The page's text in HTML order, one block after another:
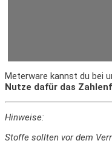
Meterware kannst du bei
Nutze dafür das
Hinweise:
Stoffe sollten vor dem